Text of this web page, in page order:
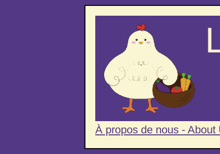
À propos de nous - About